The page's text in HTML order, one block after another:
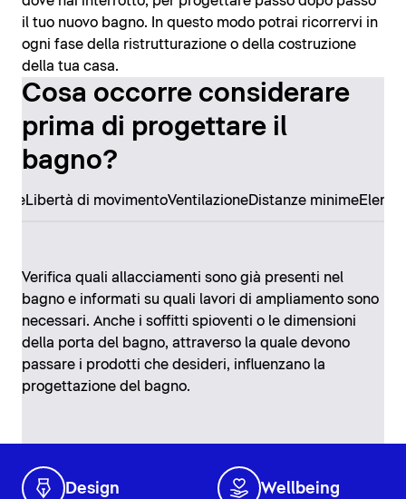
il tuo nuovo bagno. In questo modo potrai ricorrervi in
ogni fase della ristrutturazione o della costruzione
della tua casa.
Cosa occorre considerare
prima di progettare il
bagno?
Libertà di movimentoVentilazioneDistanze minime
Verifica quali allacciamenti sono già presenti nel
bagno e informati su quali lavori di ampliamento sono
necessari. Anche i soffitti spioventi o le dimensioni
della porta del bagno, attraverso la quale devono
passare i prodotti che desideri, influenzano la
progettazione del bagno.
Design Wellbeing